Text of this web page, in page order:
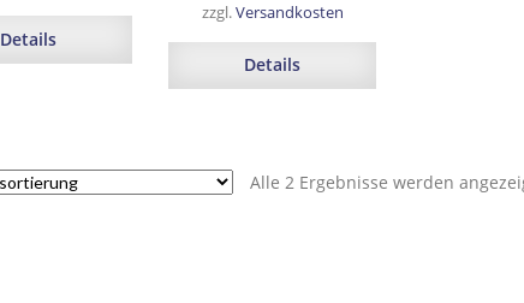
Details
zzgl.Versandkosten
Details
Alle 2 Ergebnisse werden